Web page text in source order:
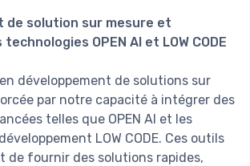
de solution sur mesure et
OPEN AI et LOW CODE
développement de solutions sur
par notre capacité à intégrer des
telles que OPEN AI et les
LOW CODE. Ces outils
de fournir des solutions rapides,